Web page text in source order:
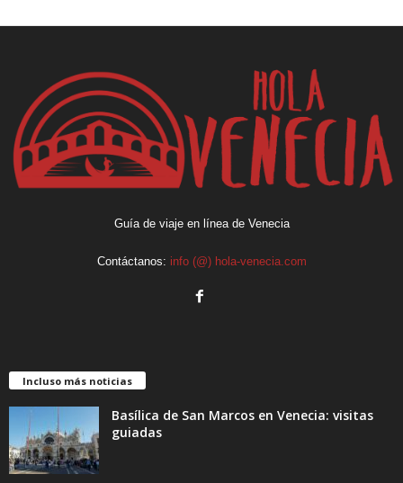
Guía de viaje en línea de Venecia
Contáctanos: info (@) hola-venecia.com
Incluso más noticias
Basílica de San Marcos en Venecia: visitas
guiadas